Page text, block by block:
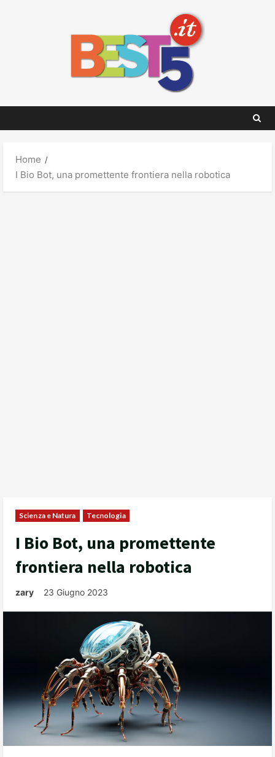
Home
I Bio Bot, una promettente frontiera nella robotica
Scienza e Natura Tecnologia
I Bio Bot, una promettente
frontiera nella robotica
zary 23 Giugno 2023